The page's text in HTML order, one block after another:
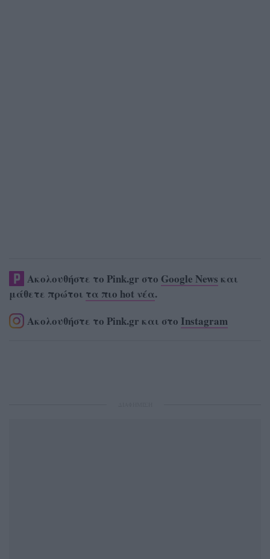
Ακολουθήστε το Pink.gr στο Google News και
μάθετε πρώτοι τα πιο hot νέα.
Ακολουθήστε το Pink.gr και στο Instagram